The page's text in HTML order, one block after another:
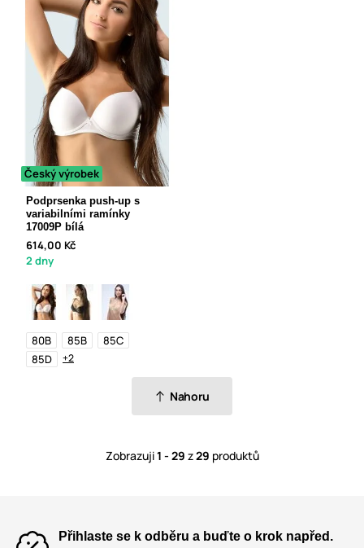
Český výrobek
Podprsenka push-up s
variabilními ramínky
17009P bílá
614,00 Kč
2 dny
80B 85B
85C
85D
+2
Nahoru
Zobrazuji1 - 29 z29 produktů
Přihlaste se k odběru a buďte o krok napřed.